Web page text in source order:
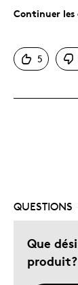
Le pour
Motif
Continuer
5
QUESTIONS
Que
produit?